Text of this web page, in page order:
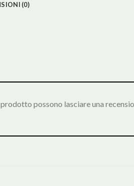
(0)
possono lasciare una